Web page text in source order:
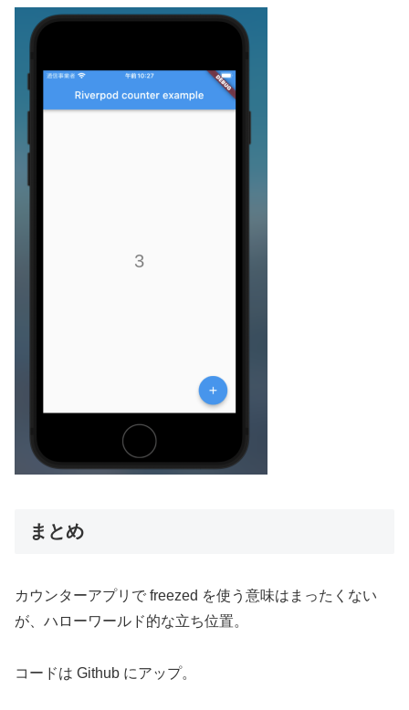
まとめ
カウンターアプリで freezed を使う意味はまったくない
が、ハローワールド的な立ち位置。
コードは Github にアップ。